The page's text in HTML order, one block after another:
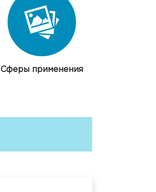
Сферы применения